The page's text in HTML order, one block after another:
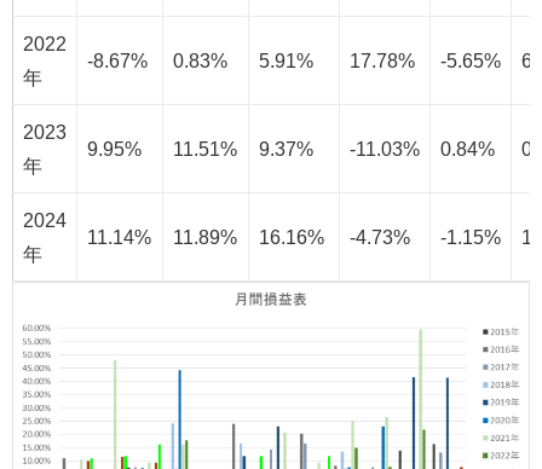
2022
年
-8.67% 0.83% 5.91% 17.78% -5.65%
2023
年
9.95% 11.51% 9.37% -11.03% 0.84%
2024
年
11.14% 11.89% 16.16% -4.73% -1.15%